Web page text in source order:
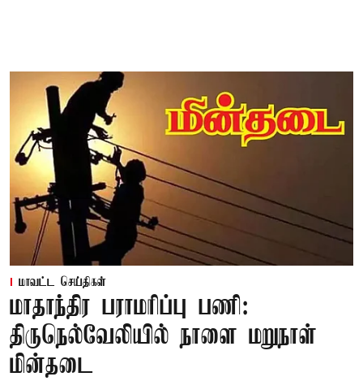
மாவட்ட செய்திகள்
மாதாந்திர பராமரிப்பு பணி:
திருநெல்வேலியில் நாளை மறுநாள்
மின்தடை